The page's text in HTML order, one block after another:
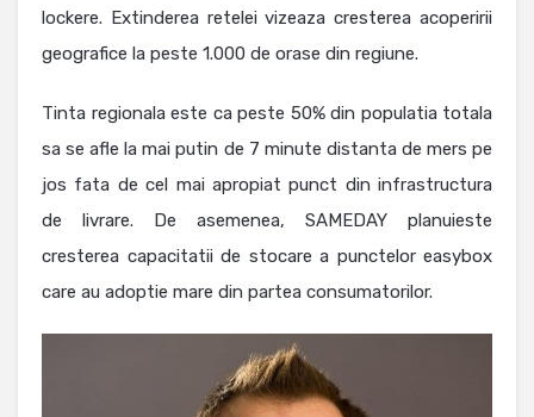
lockere. Extinderea retelei vizeaza cresterea acoperirii
geografice la peste 1.000 de orase din regiune.
Tinta regionala este ca peste 50% din populatia totala
sa se afle la mai putin de 7 minute distanta de mers pe
jos fata de cel mai apropiat punct din infrastructura
de livrare. De asemenea, SAMEDAY planuieste
cresterea capacitatii de stocare a punctelor easybox
care au adoptie mare din partea consumatorilor.